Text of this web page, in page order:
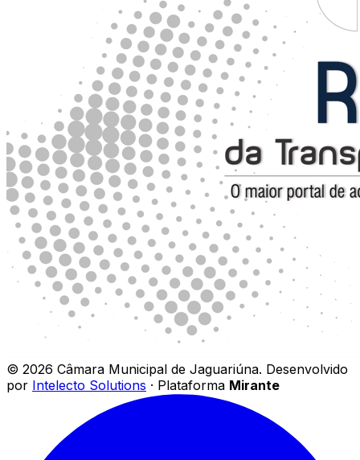
© 2026 Câmara Municipal de Jaguariúna. Desenvolvido
por Intelecto Solutions · Plataforma Mirante